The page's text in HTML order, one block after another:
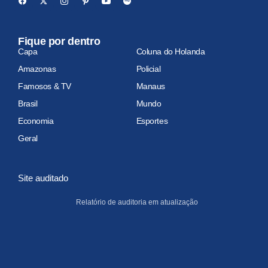
Fique por dentro
Capa
Coluna do Holanda
Amazonas
Policial
Famosos & TV
Manaus
Brasil
Mundo
Economia
Esportes
Geral
Site auditado
Relatório de auditoria em atualização